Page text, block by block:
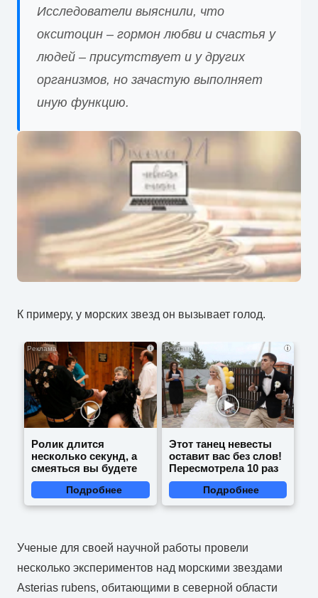
Исследователи выяснили, что
окситоцин – гормон любви и счастья у
людей – присутствует и у других
организмов, но зачастую выполняет
иную функцию.
К примеру, у морских звезд он вызывает голод.
i
Ролик длится
несколько секунд, а
смеяться вы будете
долго
Подробнее
i
Этот танец невесты
оставит вас без слов!
Пересмотрела 10 раз
Подробнее
Ученые для своей научной работы провели
несколько экспериментов над морскими звездами
Asterias rubens, обитающими в северной области